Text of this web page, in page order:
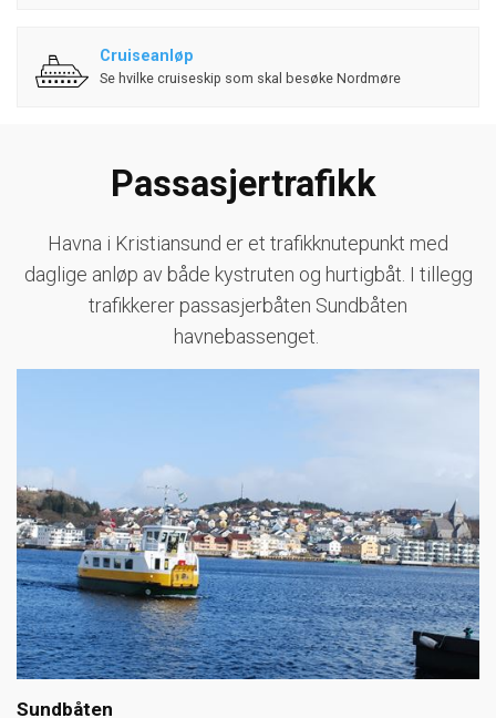
Cruiseanløp
Se hvilke cruiseskip som skal besøke Nordmøre
Passasjertrafikk
Havna i Kristiansund er et trafikknutepunkt med
daglige anløp av både kystruten og hurtigbåt. I tillegg
trafikkerer passasjerbåten Sundbåten
havnebassenget.
Sundbåten